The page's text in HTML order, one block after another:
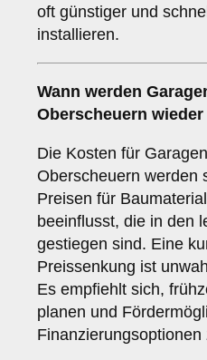
oft günstiger und
installieren.
Wann werden
Oberscheuern
Die Kosten für
Oberscheuern werden
Preisen für
beeinflusst, die in den
gestiegen sind. Eine
Preissenkung ist
Es empfiehlt sich,
planen und
Finanzierungsoptionen